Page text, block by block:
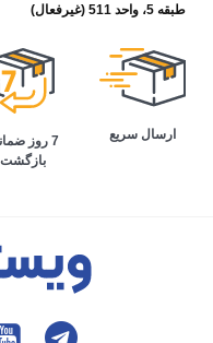
طبقه 5، واحد 511 (غیرفعال)
ارسال سریع
7 روز
بازگشت